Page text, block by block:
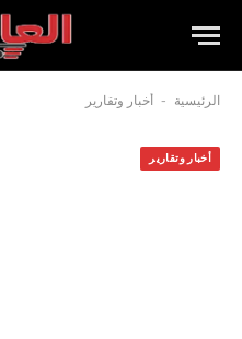
الرئيسية - أخبار وتقارير
أخبار وتقارير